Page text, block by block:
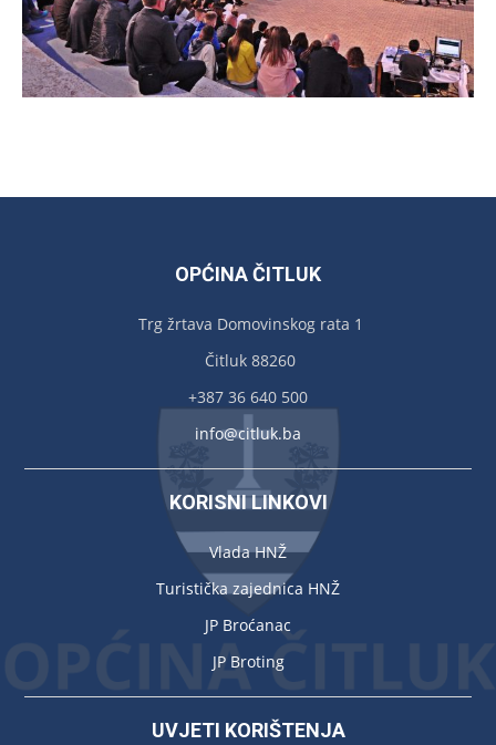
OPĆINA ČITLUK
Trg žrtava Domovinskog rata 1
Čitluk 88260
+387 36 640 500
info@citluk.ba
KORISNI LINKOVI
Vlada HNŽ
Turistička zajednica HNŽ
JP Broćanac
JP Broting
UVJETI KORIŠTENJA